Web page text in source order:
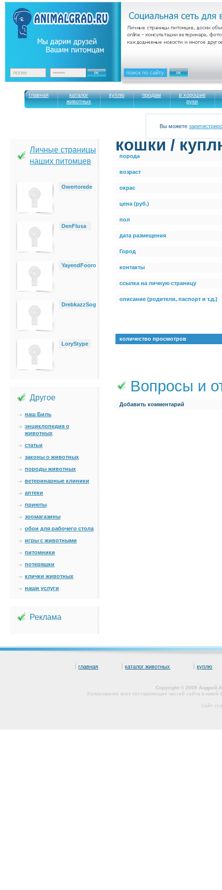
главная
каталог
животных
куплю продам
в хорошие
руки
Вы можете
Личные страницы
наших питомцев
Owertorede
DenFlusa
YayendFooro
DrebkazzSog
LoryStype
Другое
наш Биль
энциклопедия о
животных
статьи
законы о животных
породы животных
ветеринарные клиники
аптеки
приюты
зоомагазины
обои для рабочего стола
игры с животными
питомники
потеряшки
клички животных
наши услуги
Реклама
кошки /
порода
возраст
окрас
цена (руб.)
пол
дата размещения
Город
контакты
ссылка на личную страницу
описание (родители, паспорт и т.д.)
количество просмотров
Вопросы и
Добавить комментарий
главная каталог животных куплю
Copyright © 2009 Андрей
Копирование всех составляющих частей сайта в
Сайт